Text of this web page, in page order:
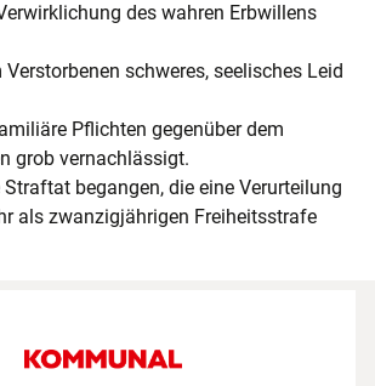
des wahren Erbwillens
Verstorbenen schweres, seelisches Leid
Pflichten gegenüber dem
grob vernachlässigt.
Straftat begangen, die eine Verurteilung
als zwanzigjährigen Freiheitsstrafe